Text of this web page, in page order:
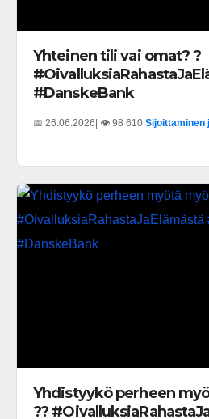
Yhteinen tili vai omat? ?
#DanskeBank
📅 26.06.2026 | 👁️ 98 610 Sijoittaminen
Yhdistyykö perheen
??